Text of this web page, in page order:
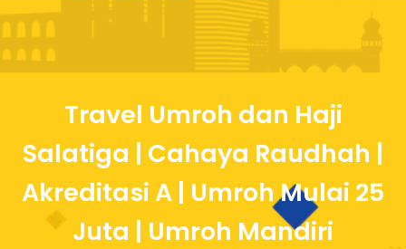
Travel Umroh dan Haji
Salatiga | Cahaya Raudhah |
Akreditasi A | Umroh Mulai 25
Juta | Umroh Mandiri